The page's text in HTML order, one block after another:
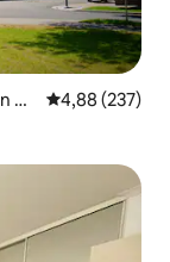
A
Calificación
4,88 (237)